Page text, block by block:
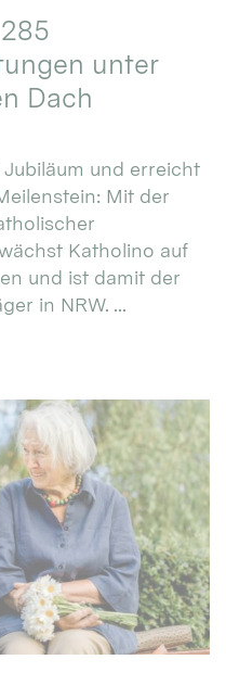
unter
Dach
und erreicht
Mit der
Katholino auf
und ist damit der
in NRW. ...